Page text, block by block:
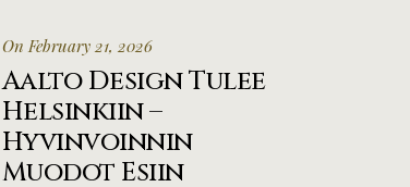
On February 21, 2026
Aalto Design Tulee
Helsinkiin –
Hyvinvoinnin
Muodot Esiin